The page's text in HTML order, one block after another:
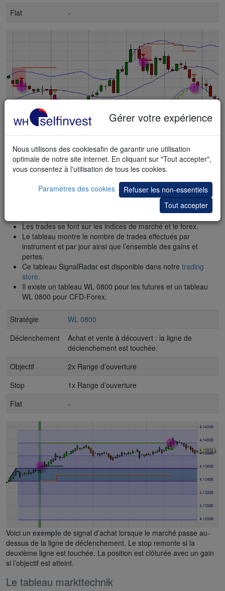
Flat -
basés sur la stratégie Expander.
Le tableau WL 0800
Le tableau utilise la stratégie de trading WL 0800 conçue par
La stratégie est appliqué sur des barres de range.
Tous les trades ont un bon rapport rendement/risque de 2.
Les trades se font sur les indices de marché et le forex.
Le tableau montre le nombre de trades effectués par
instrument et par jour ainsi que l’ensemble des gains et
pertes.
Ce tableau SignalRadar est disponible dans notre trading
store.
Il existe un tableau WL 0800 pour les futures et un tableau
WL 0800 pour CFD-Forex.
Stratégie
WL 0800
Déclenchement
Achat et vente à découvert : la ligne de
déclenchement est touchée.
Objectif
2x Range d’ouverture
Stop
1x Range d’ouverture
Flat
-
Voici un exemple de signal d’achat lorsque le marché passe au-
dessus de la ligne de déclenchement. Le stop remonte si la
deuxième ligne est touchée. La position est clôturée avec un gain
si l’objectif est atteint.
Le tableau markttechnik
Gérer votre expérience
Nous utilisons des cookiesafin de garantir une utilisation
optimale de notre site internet. En cliquant sur "Tout accepter",
vous consentez à l'utilisation de tous les cookies.
Paramètres des cookies
Refuser les non-essentiels
Tout accepter